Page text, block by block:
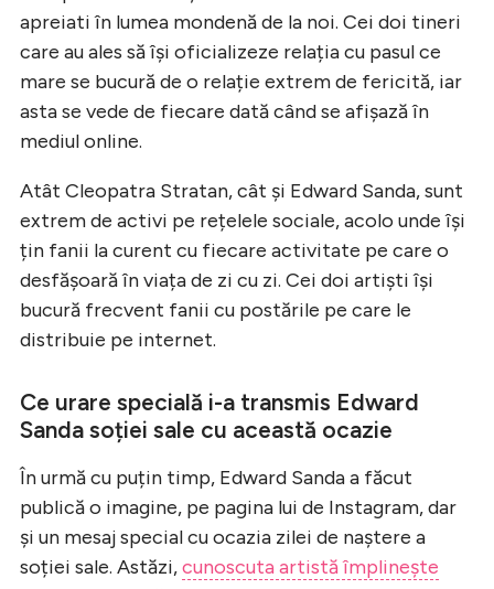
apreiati în lumea mondenă de la noi. Cei doi tineri
care au ales să își oficializeze relația cu pasul ce
mare se bucură de o relație extrem de fericită, iar
asta se vede de fiecare dată când se afișază în
mediul online.
Atât Cleopatra Stratan, cât și Edward Sanda, sunt
extrem de activi pe rețelele sociale, acolo unde își
țin fanii la curent cu fiecare activitate pe care o
desfășoară în viața de zi cu zi. Cei doi artiști își
bucură frecvent fanii cu postările pe care le
distribuie pe internet.
Ce urare specială i-a transmis Edward
Sanda soției sale cu această ocazie
În urmă cu puțin timp, Edward Sanda a făcut
publică o imagine, pe pagina lui de Instagram, dar
și un mesaj special cu ocazia zilei de naștere a
soției sale. Astăzi,cunoscuta artistă împlinește